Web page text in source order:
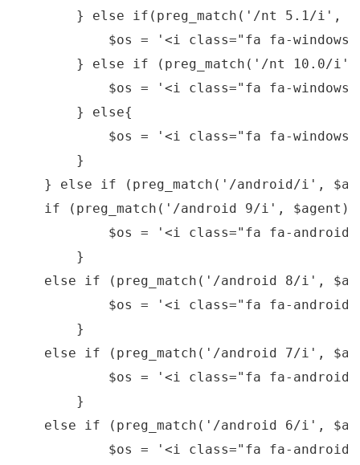
        }
else if (preg_match( '/nt 5.1/i' ,
            $os =
'<i class="fa fa-
        }
else if (preg_match( '/nt 10.0/i'
            $os =
'<i class="fa fa-
        }
else{
            $os =
'<i class="fa fa-
        }
    }
else if (preg_match( '/android/i' ,
if (preg_match( '/android 9/i' ,
            $os =
'<i class="fa fa-
        }
else
if (preg_match( '/android 8/i' ,
            $os =
'<i class="fa fa-
        }
else
if (preg_match( '/android 7/i' ,
            $os =
'<i class="fa fa-
        }
else
if (preg_match( '/android 6/i' ,
            $os =
'<i class="fa fa-